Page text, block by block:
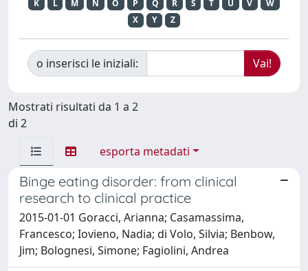
K
L M N O P Q R S T U V
W
X
Y Z
o inserisci le iniziali:
Mostrati risultati da 1 a 2
di 2
esporta metadati
Binge eating disorder: from clinical
research to clinical practice
2015-01-01 Goracci, Arianna; Casamassima,
Francesco; Iovieno, Nadia; di Volo, Silvia; Benbow,
Jim; Bolognesi, Simone; Fagiolini, Andrea